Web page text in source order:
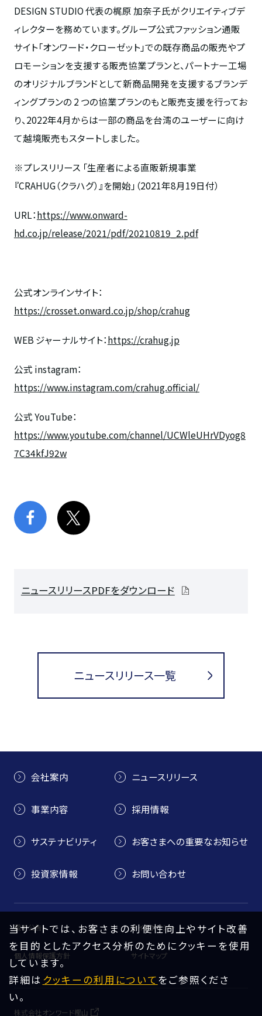
DESIGN STUDIO代表の梶原 加奈子氏がクリエイティブデ
ィレクターを務めています。グループ公式ファッション通販
サイト「オンワード・クローゼット」での既存商品の販売やプ
ロモーションを支援する販売協業プランと、パートナー工場
のオリジナルブランドとして新商品開発を支援するブランデ
ィングプランの 2 つの協業プランのもと販売支援を行ってお
り、 2022年4月からは一部の商品を台湾のユーザーに向け
て越境販売もスタートしました。
※プレスリリース 「生産者による直販新規事業
『CRAHUG（クラハグ）』を開始」（2021年8月19日付）
URL：https://www.onward-
hd.co.jp/release/2021/pdf/20210819_2.pdf
公式オンラインサイト：
https://crosset.onward.co.jp/shop/crahug
WEB ジャーナルサイト：https://crahug.jp
公式 instagram：
https://www.instagram.com/crahug.official/
公式YouTube：
https://www.youtube.com/channel/UCWleUHrVDyog8
7C34kfJ92w
ニュースリリースPDFをダウンロード
ニュースリリース一覧
会社案内
事業内容
サステナビリティ
投資家情報
ニュースリリース
採用情報
お客さまへの重要なお知らせ
お問い合わせ
電子公告 サイトポリシー
個人情報保護方針 サイトマップ
株式会社オンワード樫山
当サイトでは、お客さまの利便性向上やサイト改善
を目的としたアクセス分析のためにクッキーを使用
しています。
詳細は クッキーの利用についてをご参照くださ
い。